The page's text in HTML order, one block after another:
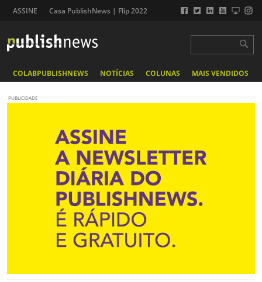
ASSINE Casa PublishNews | Flip 2022
COLABPUBLISHNEWS NOTÍCIAS COLUNAS MAIS VENDIDOS
PUBLICIDADE